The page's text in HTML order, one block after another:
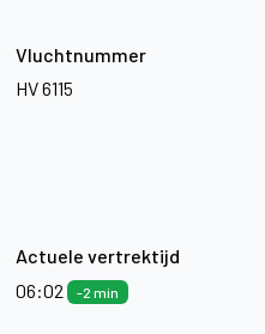
Vluchtnummer
HV 6115
Actuele vertrektijd
06:02
-2 min